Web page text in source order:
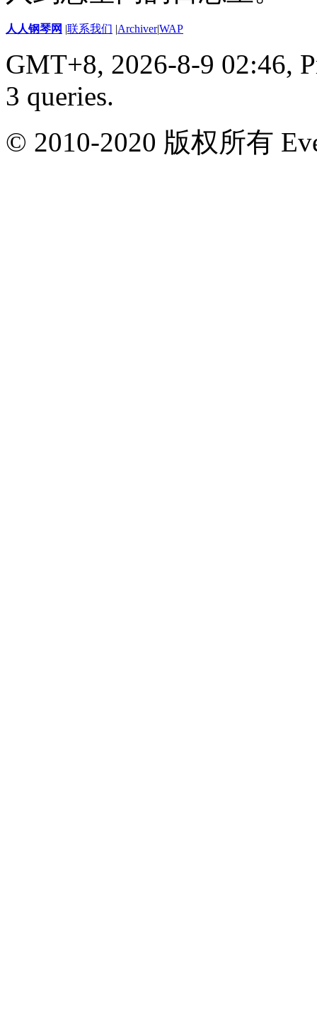
人人钢琴网 |联系我们 |Archiver|WAP
GMT+8, 2026-8-9 02:46,
3 queries.
© 2010-2020 版权所有